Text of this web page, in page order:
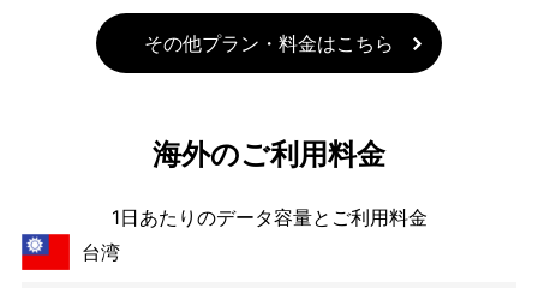
その他プラン・料金はこちら
海外のご利用料金
1日あたりのデータ容量とご利用料金
台湾